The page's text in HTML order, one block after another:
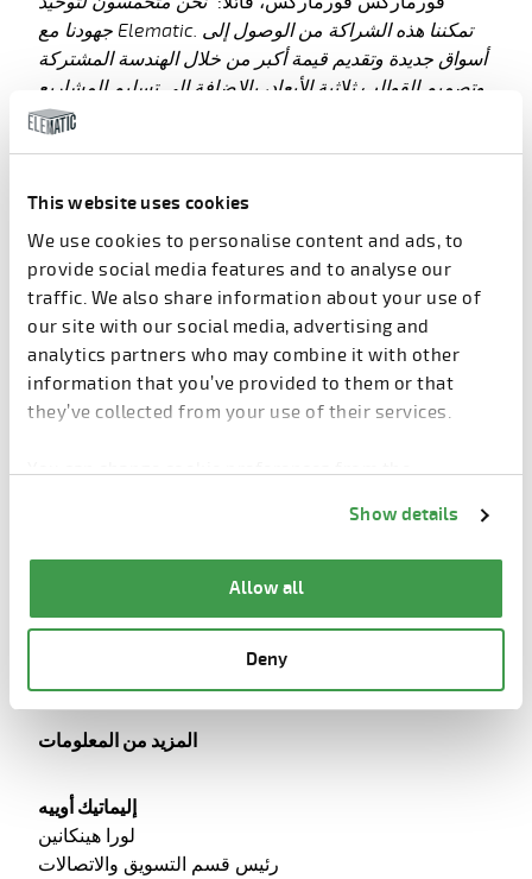
This website uses cookies
We use cookies to personalise content and ads, to
provide social media features and to analyse our
traffic. We also share information about your use of
our site with our social media, advertising and
analytics partners who may combine it with other
information that you’ve provided to them or that
they’ve collected from your use of their services.
You can change cookie preferences from the
Show details
Allow all
Deny
جهودنا مع Elematic. تمكننا هذه الشراكة من الوصول إلى
أسواق جديدة وتقديم قيمة أكبر من خلال الهندسة المشتركة
وتصميم القوالب ثلاثية الأبعاد، بالإضافة إلى تسليم المشاريع
والخدمات. وسيستفيد عملاؤنا المشتركون من مزيج سلس
رؤية مشتركة لبناء أكثر ذكاءً
يركز هذا التعاون على تعزيز نتائج العملاء من خلال توفير
مزايا من خلال قوالب صب الأنفاق المبتكرة، بالإضافة إلى
المعرفة الرائدة عالميًا في مجال الخرسانة مسبقة الصب،
مما يضمن السرعة والجودة والسلامة والكفاءة لعملائنا،
والرياح، وحل التحديات التي تواجهها بعض الأسواق في
ستبدأ الشركتان في التطبيق التجريبي للحلول المشتركة في
المزيد من المعلومات
إليماتيك أوييه
لورا هينكانين
رئيس قسم التسويق والاتصالات